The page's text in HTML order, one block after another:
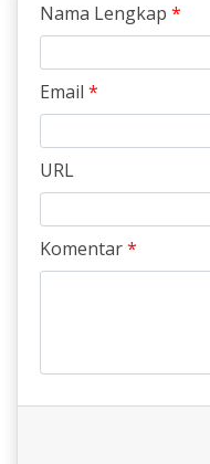
Nama Lengkap *
Email *
URL
Komentar*